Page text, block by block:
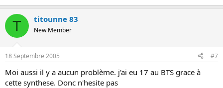
T titounne 83
New Member
18 Septembre 2005 #7
Moi aussi il y a aucun problème. j'ai eu 17 au BTS grace à
cette synthese. Donc n'hesite pas